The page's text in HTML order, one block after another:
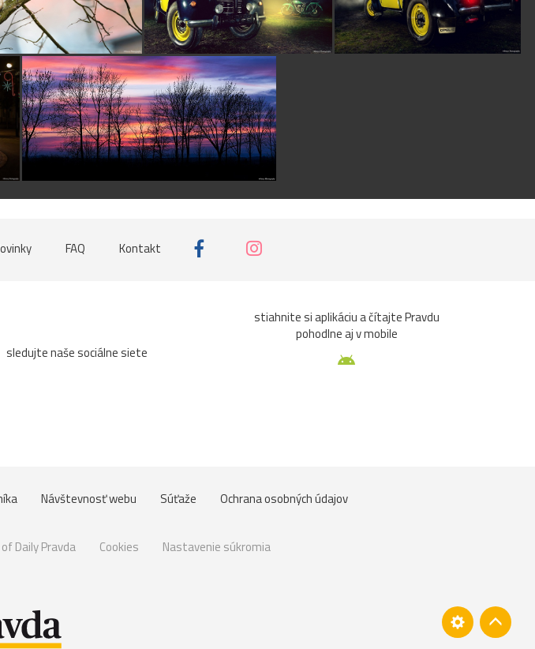
FAQ Kontakt
sledujte naše sociálne siete
stiahnite si aplikáciu a čítajte Pravdu
pohodlne aj v mobile
Návštevnosť webu Súťaže Ochrana osobných údajov
Daily Pravda Cookies Nastavenie súkromia